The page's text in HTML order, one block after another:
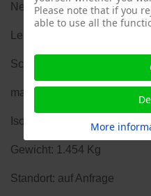
Nennfrequenz: 50 Hz
Leistungsfaktor: cos φ : 0,8
Schutzgrad: IP 22
max. Umgebungstemperatur:
Isolationsklasse: H
Gewicht: 1.454 Kg
Standort: auf Anfrage
Please note that if you
able to use all the
More